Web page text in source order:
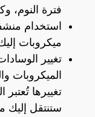
فترة النوم،
استخدام
ميكروبات
تغيير
الميكروبات
تغييرها
ستنتقل إليك